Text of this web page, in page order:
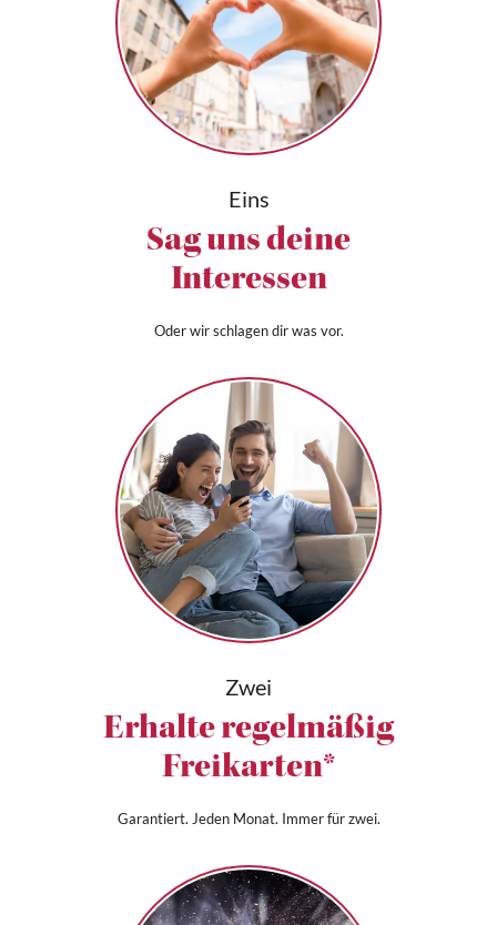
Eins
Sag uns deine
Interessen
Oder wir schlagen dir was vor.
Zwei
Erhalte regelmäßig
Freikarten*
Garantiert. Jeden Monat. Immer für zwei.